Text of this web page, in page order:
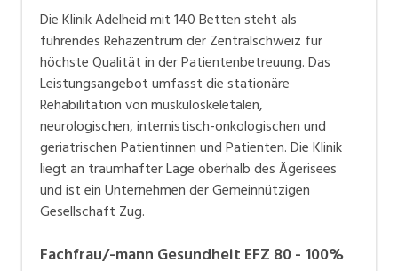
Marketing, Kommunikation, Medien, Druck
Mechanik, Elektronik, Optik (Fertigung)
Medizin, Gesundheitswesen, Pflege
Sicherheit, Rettung, Polizei, Zoll
Verkauf, Handel, Kundenberatung,
Aussendienst
Die Klinik Adelheid mit 140 Betten steht als
führendes Rehazentrum der Zentralschweiz für
höchste Qualität in der Patientenbetreuung. Das
Leistungsangebot umfasst die stationäre
Rehabilitation von muskuloskeletalen,
neurologischen, internistisch-onkologischen und
geriatrischen Patientinnen und Patienten. Die Klinik
liegt an traumhafter Lage oberhalb des Ägerisees
und ist ein Unternehmen der Gemeinnützigen
Gesellschaft Zug.
Fachfrau/-mann Gesundheit EFZ 80 - 100%